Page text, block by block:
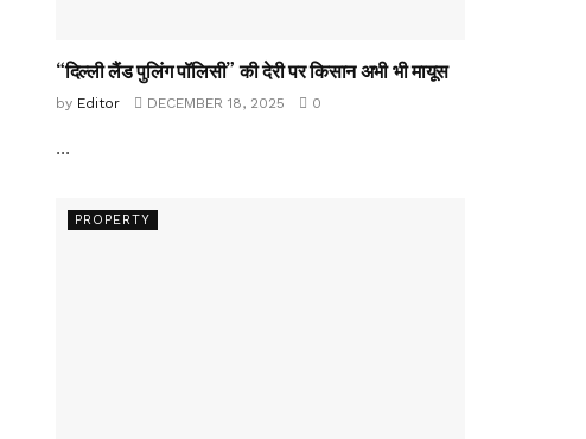
“दिल्ली लैंड पुलिंग पॉलिसी” की देरी पर किसान अभी भी मायूस
by Editor DECEMBER 18, 2025 0
...
PROPERTY